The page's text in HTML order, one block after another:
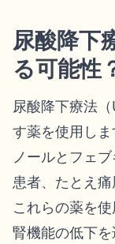
尿酸降下
る可能性
尿酸降下療法
す薬を使用し
ノールとフェ
患者、たとえ痛
これらの薬を
腎機能の低下